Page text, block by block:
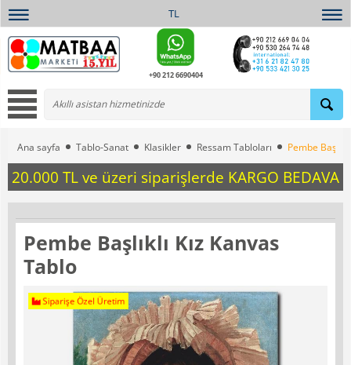
TL
+90 212 6690404
Ana sayfa Tablo-Sanat Klasikler Ressam Tabloları Pembe
20.000 TL ve üzeri siparişlerde KARGO BEDAVA
Pembe Başlıklı Kız Kanvas
Tablo
Siparişe Özel Üretim